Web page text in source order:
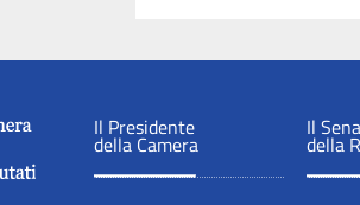
Il Presidente
della Camera
Il
della